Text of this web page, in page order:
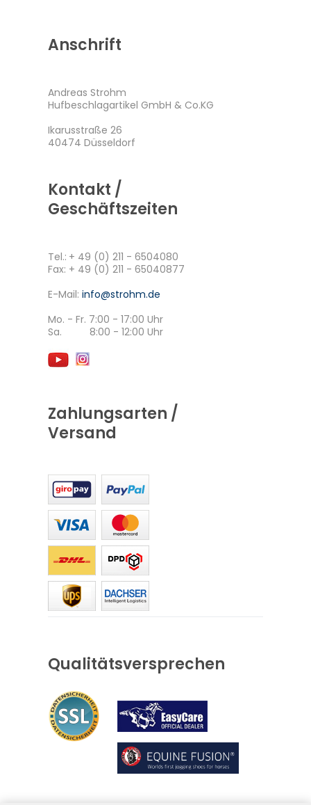
Anschrift
Andreas Strohm
Hufbeschlagartikel GmbH & Co.KG
Ikarusstraße 26
40474 Düsseldorf
Kontakt /
Geschäftszeiten
Tel.: + 49 (0) 211 - 6504080
Fax: + 49 (0) 211 - 65040877
E-Mail: info@strohm.de
Mo. - Fr. 7:00 - 17:00 Uhr
Sa. 8:00 - 12:00 Uhr
Zahlungsarten /
Versand
Qualitätsversprechen